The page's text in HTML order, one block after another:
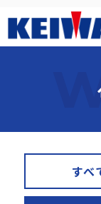
すべ